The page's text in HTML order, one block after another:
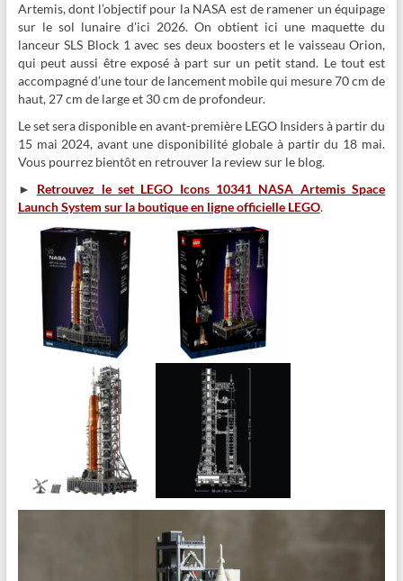
Artemis, dont l’objectif pour la NASA est de ramener un équipage
sur le sol lunaire d’ici 2026. On obtient ici une maquette du
lanceur SLS Block 1 avec ses deux boosters et le vaisseau Orion,
qui peut aussi être exposé à part sur un petit stand. Le tout est
accompagné d’une tour de lancement mobile qui mesure 70 cm de
haut, 27 cm de large et 30 cm de profondeur.
Le set sera disponible en avant-première LEGO Insiders à partir du
15 mai 2024, avant une disponibilité globale à partir du 18 mai.
Vous pourrez bientôt en retrouver la review sur le blog.
► Retrouvez le set LEGO Icons 10341 NASA Artemis Space
Launch System sur la boutique en ligne officielle LEGO.